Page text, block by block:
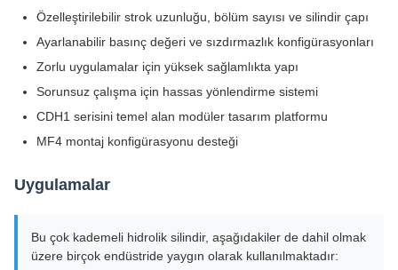
Özelleştirilebilir strok uzunluğu, bölüm sayısı ve silindir çapı
Ayarlanabilir basınç değeri ve sızdırmazlık konfigürasyonları
Zorlu uygulamalar için yüksek sağlamlıkta yapı
Sorunsuz çalışma için hassas yönlendirme sistemi
CDH1 serisini temel alan modüler tasarım platformu
MF4 montaj konfigürasyonu desteği
Uygulamalar
Bu çok kademeli hidrolik silindir, aşağıdakiler de dahil olmak
üzere birçok endüstride yaygın olarak kullanılmaktadır: